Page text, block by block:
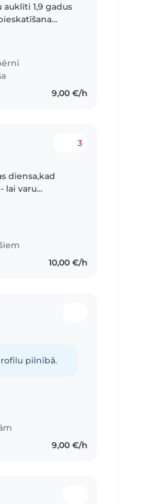
1,9 gadus
9,00 €/h
3
lai varu
10,00 €/h
pilnībā.
9,00 €/h